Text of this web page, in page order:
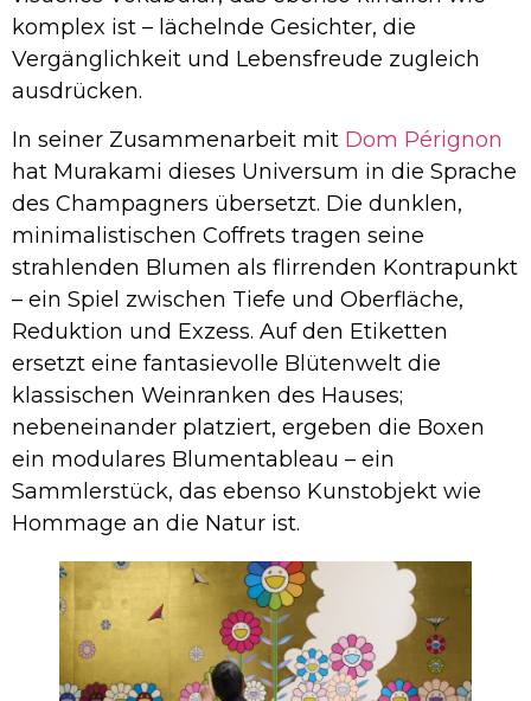
komplex ist – lächelnde Gesichter, die
Vergänglichkeit und Lebensfreude zugleich
ausdrücken.
In seiner Zusammenarbeit mit Dom Pérignon
hat Murakami dieses Universum in die Sprache
des Champagners übersetzt. Die dunklen,
minimalistischen Coffrets tragen seine
strahlenden Blumen als flirrenden Kontrapunkt
– ein Spiel zwischen Tiefe und Oberfläche,
Reduktion und Exzess. Auf den Etiketten
ersetzt eine fantasievolle Blütenwelt die
klassischen Weinranken des Hauses;
nebeneinander platziert, ergeben die Boxen
ein modulares Blumentableau – ein
Sammlerstück, das ebenso Kunstobjekt wie
Hommage an die Natur ist.